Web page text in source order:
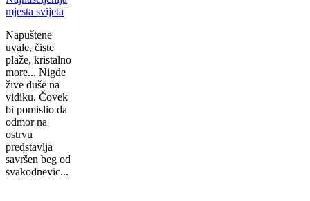
Napuštene
uvale, čiste
plaže, kristalno
more... Nigde
žive duše na
vidiku. Čovek
bi pomislio da
odmor na
ostrvu
predstavlja
savršen beg od
svakodnevic...